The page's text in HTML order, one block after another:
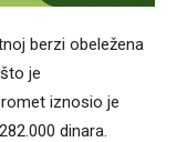
berzi obeležena
je
iznosio je
dinara.